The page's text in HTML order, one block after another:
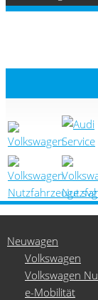
Neuwagen
Volkswagen
Volkswagen
e-Mobilität